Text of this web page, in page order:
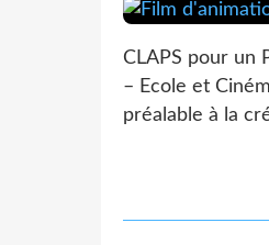
CLAPS pour un
– Ecole et
préalable à la